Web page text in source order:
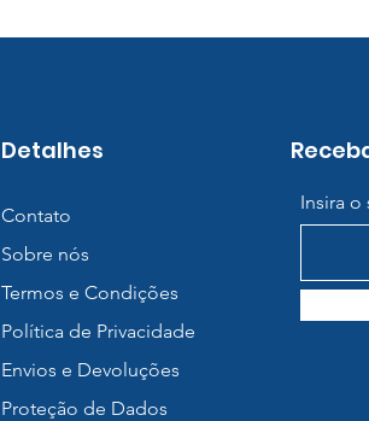
Detalhes
Contato
Sobre nós
Termos e Condições
Política de Privacidade
Envios e Devoluções
Proteção de Dados
Insira o